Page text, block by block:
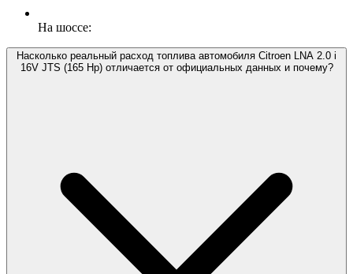
На шоссе:
Насколько реальный расход топлива автомобиля Citroen LNA 2.0 i
16V JTS (165 Hp) отличается от официальных данных и почему?